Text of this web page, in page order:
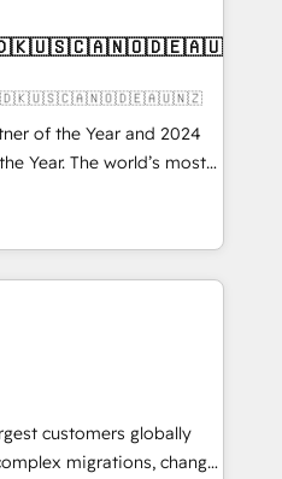
of the Year and 2024
Year. The world’s most
HubSpot Solutions
EMEA, APAC and NAM,
programmes and
Hub. 🧭 From
AI-powered automation,
human at global
of trust built through
customers globally
migrations, change